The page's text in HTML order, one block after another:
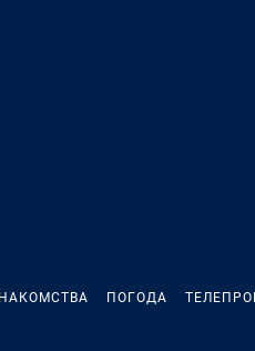
ПОГОДА